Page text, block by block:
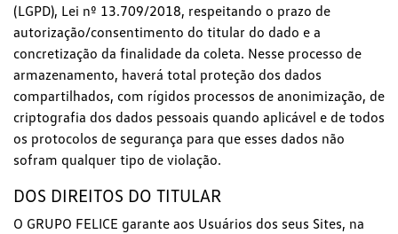
(LGPD), Lei nº 13.709/2018, respeitando o prazo de
autorização/consentimento do titular do dado e a
concretização da finalidade da coleta. Nesse processo de
armazenamento, haverá total proteção dos dados
compartilhados, com rígidos processos de anonimização, de
criptografia dos dados pessoais quando aplicável e de todos
os protocolos de segurança para que esses dados não
sofram qualquer tipo de violação.
DOS DIREITOS DO TITULAR
O GRUPO FELICE garante aos Usuários dos seus Sites, na